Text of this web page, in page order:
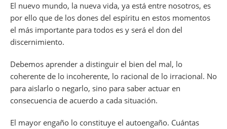
El nuevo mundo, la nueva vida, ya está entre nosotros, es
por ello que de los dones del espíritu en estos momentos
el más importante para todos es y será el don del
discernimiento.
Debemos aprender a distinguir el bien del mal, lo
coherente de lo incoherente, lo racional de lo irracional. No
para aislarlo o negarlo, sino para saber actuar en
consecuencia de acuerdo a cada situación.
El mayor engaño lo constituye el autoengaño. Cuántas